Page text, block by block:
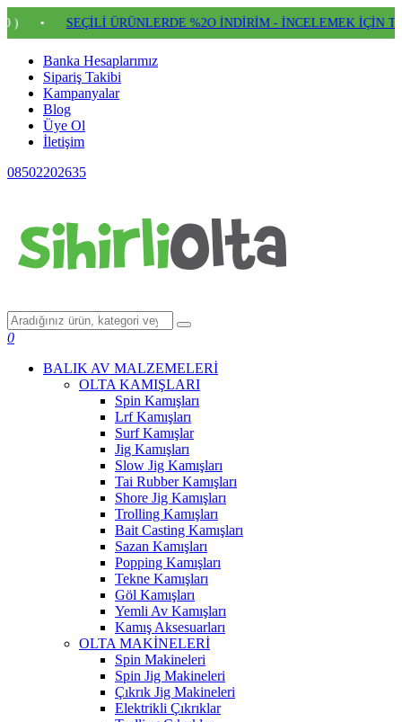
• SEÇİLİ ÜRÜNLERDE %2O İNDİRİM - İNCELEMEK İÇİN
Banka Hesaplarımız
Sipariş Takibi
Kampanyalar
Blog
Üye Ol
İletişim
08502202635
0
BALIK AV MALZEMELERİ
OLTA KAMIŞLARI
Spin Kamışları
Lrf Kamışları
Surf Kamışlar
Jig Kamışları
Slow Jig Kamışları
Tai Rubber Kamışları
Shore Jig Kamışları
Trolling Kamışları
Bait Casting Kamışları
Sazan Kamışları
Popping Kamışları
Tekne Kamışları
Göl Kamışları
Yemli Av Kamışları
Kamış Aksesuarları
OLTA MAKİNELERİ
Spin Makineleri
Spin Jig Makineleri
Çıkrık Jig Makineleri
Elektrikli Çıkrıklar